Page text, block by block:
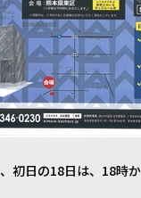
初日の18日は、18時